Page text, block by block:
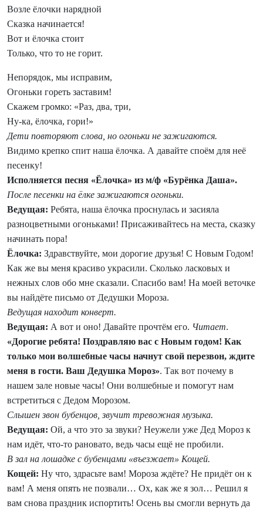
Возле ёлочки нарядной
Сказка начинается!
Вот и ёлочка стоит
Только, что то не горит.
Непорядок, мы исправим,
Огоньки гореть заставим!
Скажем громко: «Раз, два, три,
Ну-ка, ёлочка, гори!»
Дети повторяют слова, но огоньки не зажигаются.
Видимо крепко спит наша ёлочка. А давайте споём для неё
песенку!
Исполняется песня «Ёлочка» из м/ф «Бурёнка Даша».
После песенки на ёлке зажигаются огоньки.
Ведущая: Ребята, наша ёлочка проснулась и засияла
разноцветными огоньками! Присаживайтесь на места, сказку
начинать пора!
Ёлочка: Здравствуйте, мои дорогие друзья! С Новым Годом!
Как же вы меня красиво украсили. Сколько ласковых и
нежных слов обо мне сказали. Спасибо вам! На моей веточке
вы найдёте письмо от Дедушки Мороза.
Ведущая находит конверт.
Ведущая: А вот и оно! Давайте прочтём его. Читает.
«Дорогие ребята! Поздравляю вас с Новым годом! Как
только мои волшебные часы начнут свой перезвон, ждите
меня в гости. Ваш Дедушка Мороз». Так вот почему в
нашем зале новые часы! Они волшебные и помогут нам
встретиться с Дедом Морозом.
Слышен звон бубенцов, звучит тревожная музыка.
Ведущая: Ой, а что это за звуки? Неужели уже Дед Мороз к
нам идёт, что-то рановато, ведь часы ещё не пробили.
В зал на лошадке с бубенцами «въезжает» Кощей.
Кощей: Ну что, здрасьте вам! Мороза ждёте? Не придёт он к
вам! А меня опять не позвали… Ох, как же я зол… Решил я
вам снова праздник испортить! Осень вы смогли вернуть да